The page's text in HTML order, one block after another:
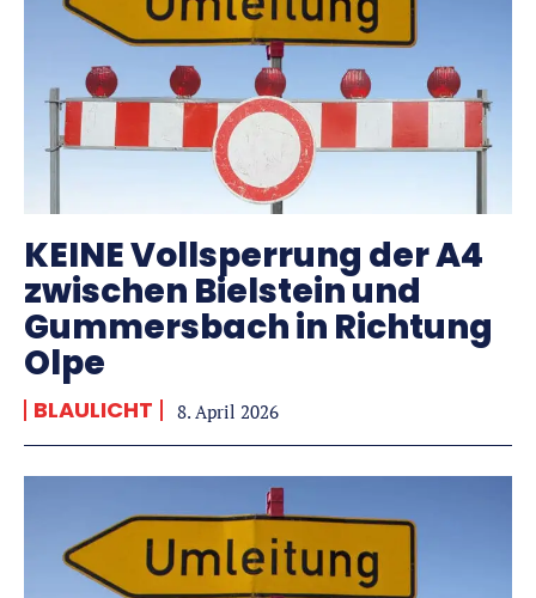
KEINE Vollsperrung der A4
zwischen Bielstein und
Gummersbach in Richtung
Olpe
BLAULICHT 8. April 2026